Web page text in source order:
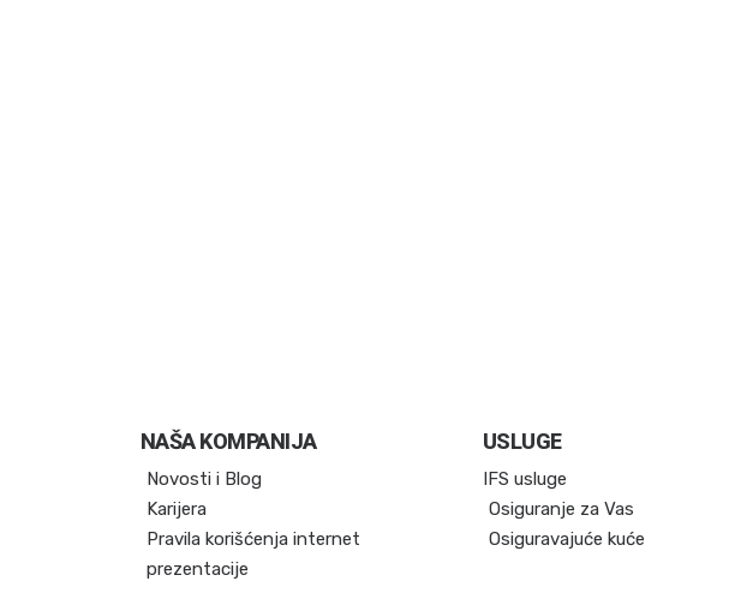
NAŠA KOMPANIJA
Novosti i Blog
Karijera
Pravila korišćenja internet
prezentacije
USLUGE
IFS usluge
Osiguranje za Vas
Osiguravajuće kuće